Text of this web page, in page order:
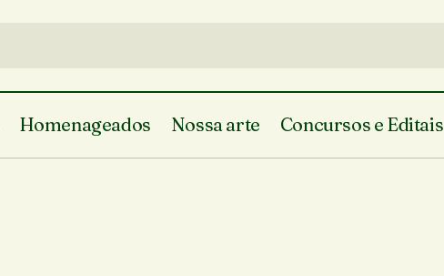
Homenageados Nossa arte Concursos e Editais